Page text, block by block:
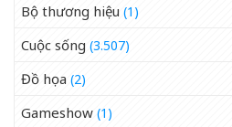
Bộ thương hiệu (1)
Cuộc sống (3.507)
Đồ họa (2)
Gameshow (1)